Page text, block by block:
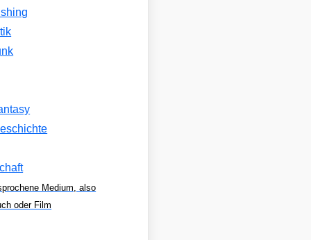
Medium, also
oder Film